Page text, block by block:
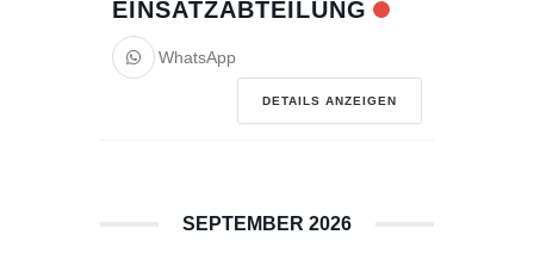
EINSATZABTEILUNG
WhatsApp
DETAILS ANZEIGEN
SEPTEMBER 2026